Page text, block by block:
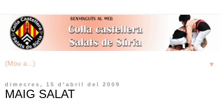
▼
dimecres, 15 d’abril del 2009
MAIG SALAT